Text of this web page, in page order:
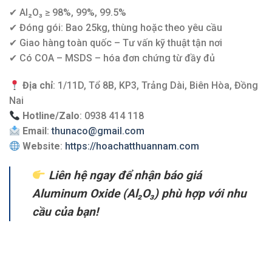
✔ Al₂O₃ ≥ 98%, 99%, 99.5%
✔ Đóng gói: Bao 25kg, thùng hoặc theo yêu cầu
✔ Giao hàng toàn quốc – Tư vấn kỹ thuật tận nơi
✔ Có COA – MSDS – hóa đơn chứng từ đầy đủ
Địa chỉ: 1/11D, Tổ 8B, KP3, Trảng Dài, Biên Hòa, Đồng
Nai
Hotline/Zalo: 0938 414 118
Email :thunaco@gmail.com
Website: https://hoachatthuannam.com
Liên hệ ngay để nhận báo giá
Aluminum Oxide (Al₂O₃) phù hợp với nhu
cầu của bạn!